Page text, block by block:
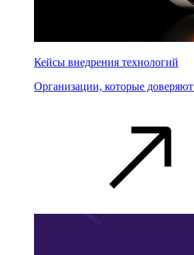
Кейсы внедрения технологий
Организации, которые